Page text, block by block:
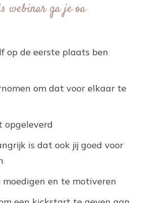
webinar ga je oa
op de eerste plaats ben
om dat voor elkaar te
opgeleverd
is dat ook jij goed voor
moedigen en te motiveren